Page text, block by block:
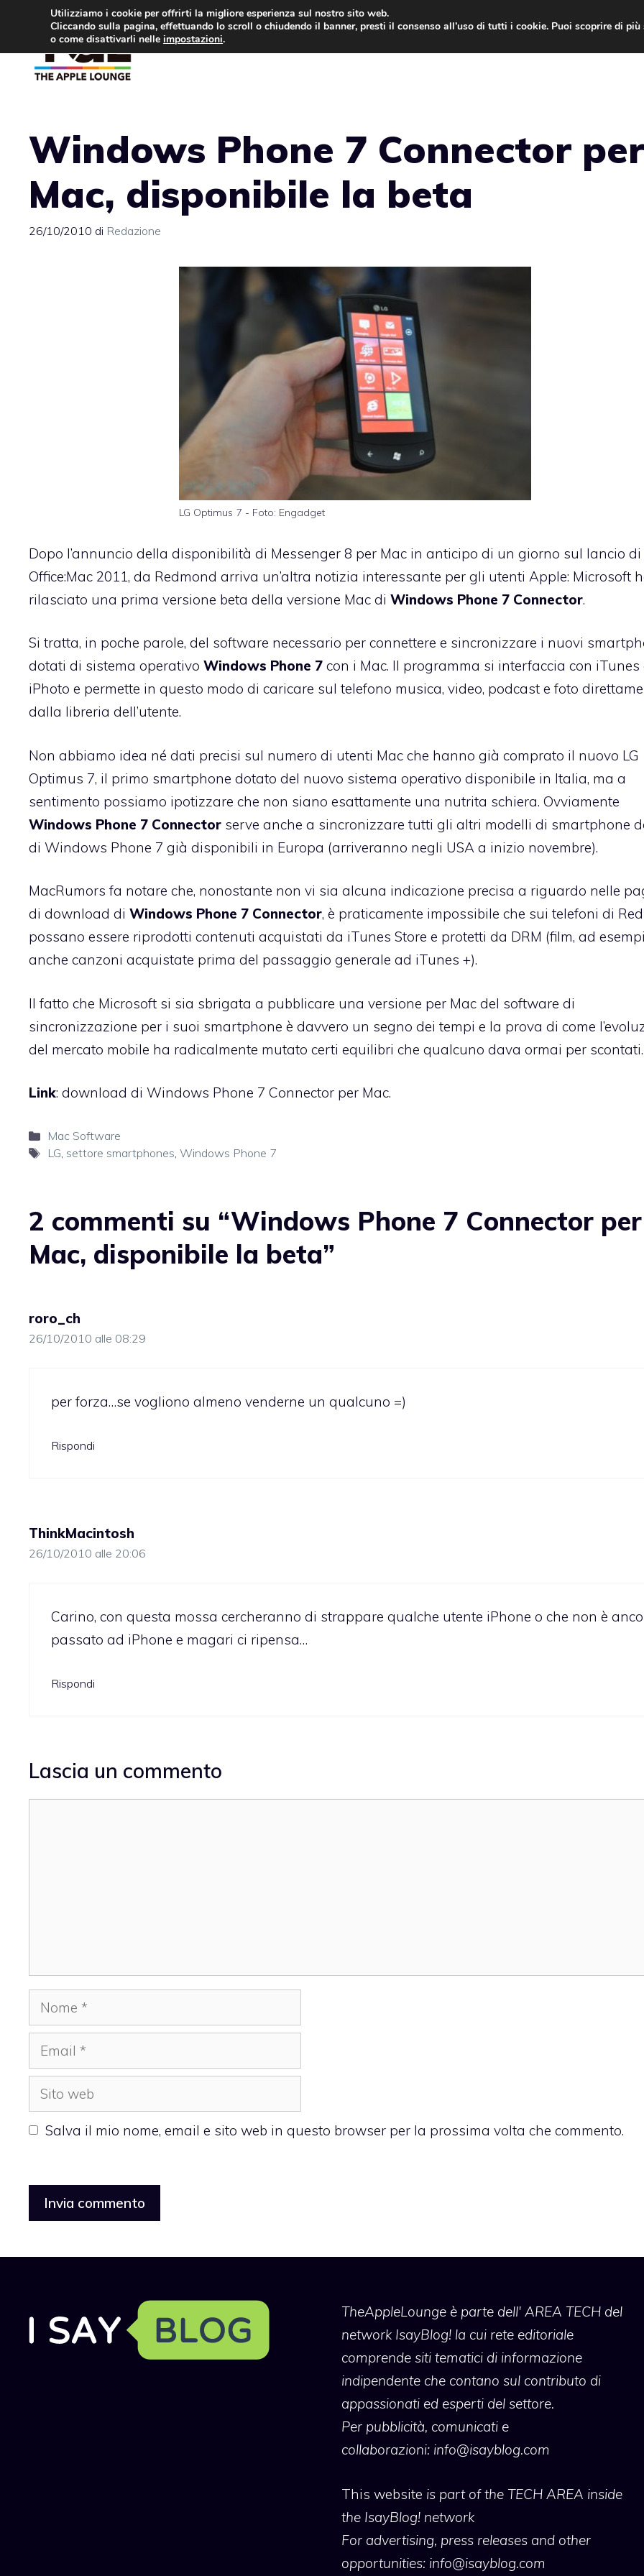
contenuto
Windows Phone 7 Connector per
Mac, disponibile la beta
26/10/2010 di Redazione
LG Optimus 7 - Foto: Engadget
Dopo l’annuncio della disponibilità di Messenger 8 per Mac in anticipo di un giorno sul lancio di
Office:Mac 2011, da Redmond arriva un’altra notizia interessante per gli utenti Apple: Microsoft
rilasciato una prima versione beta della versione Mac di Windows Phone 7 Connector.
Si tratta, in poche parole, del software necessario per connettere e sincronizzare i nuovi
dotati di sistema operativo Windows Phone 7 con i Mac. Il programma si interfaccia con iTunes
iPhoto e permette in questo modo di caricare sul telefono musica, video, podcast e foto
dalla libreria dell’utente.
Non abbiamo idea né dati precisi sul numero di utenti Mac che hanno già comprato il nuovo LG
Optimus 7, il primo smartphone dotato del nuovo sistema operativo disponibile in Italia, ma a
sentimento possiamo ipotizzare che non siano esattamente una nutrita schiera. Ovviamente
Windows Phone 7 Connector serve anche a sincronizzare tutti gli altri modelli di smartphone
di Windows Phone 7 già disponibili in Europa (arriveranno negli USA a inizio novembre).
MacRumors fa notare che, nonostante non vi sia alcuna indicazione precisa a riguardo nelle
di download di Windows Phone 7 Connector, è praticamente impossibile che sui telefoni di
possano essere riprodotti contenuti acquistati da iTunes Store e protetti da DRM (film, ad
anche canzoni acquistate prima del passaggio generale ad iTunes +).
Il fatto che Microsoft si sia sbrigata a pubblicare una versione per Mac del software di
sincronizzazione per i suoi smartphone è davvero un segno dei tempi e la prova di come
del mercato mobile ha radicalmente mutato certi equilibri che qualcuno dava ormai per scontati.
Link: download di Windows Phone 7 Connector per Mac.
Categorie
Mac Software
Tag
LG, settore smartphones, Windows Phone 7
2 commenti su “Windows Phone 7 Connector per
Mac, disponibile la beta”
roro_ch
26/10/2010 alle 08:29
per forza…se vogliono almeno venderne un qualcuno =)
Rispondi
ThinkMacintosh
26/10/2010 alle 20:06
Carino, con questa mossa cercheranno di strappare qualche utente iPhone o che non è
passato ad iPhone e magari ci ripensa…
Rispondi
Lascia un commento
Nome
Email
Sito
web
Salva il mio nome, email e sito web in questo browser per la prossima volta che commento.
TheAppleLoungeè parte dell' AREA TECH del
network IsayBlog! la cui rete editoriale
comprende siti tematici di informazione
indipendente che contano sul contributo di
appassionati ed esperti del settore.
Per pubblicità, comunicati e
collaborazioni: info@isayblog.com
This website is part of the TECH AREA inside
the IsayBlog! network
For advertising, press releases and other
opportunities: info@isayblog.com
Utilizziamo i cookie per offrirti la migliore esperienza sul nostro sito web.
Cliccando sulla pagina, effettuando lo scroll o chiudendo il banner, presti il consenso all’uso di tutti i cookie. Puoi scoprire di
o come disattivarli nelle impostazioni.